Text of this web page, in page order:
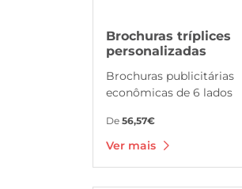
Brochuras tríplices
personalizadas
Brochuras publicitárias
econômicas de 6 lados
De 56,57€
Ver mais